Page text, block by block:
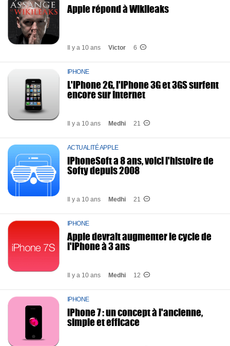
Apple répond à Wikileaks
Il y a 10 ans Victor 6
IPHONE
L'iPhone 2G, l'iPhone 3G et 3GS surfent
encore sur Internet
Il y a 10 ans Medhi 21
ACTUALITÉ APPLE
iPhoneSoft a 8 ans, voici l'histoire de
Softy depuis 2008
Il y a 10 ans Medhi 21
IPHONE
Apple devrait augmenter le cycle de
l'iPhone à 3 ans
Il y a 10 ans Medhi 12
IPHONE
iPhone 7 : un concept à l'ancienne,
simple et efficace